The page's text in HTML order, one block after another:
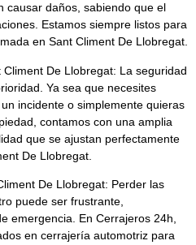
causar daños, sabiendo que el
Estamos siempre listos para
en Sant Climent De Llobregat.
De Llobregat: La seguridad
Ya sea que necesites
incidente o simplemente quieras
contamos con una amplia
que se ajustan perfectamente
De Llobregat.
De Llobregat: Perder las
puede ser frustrante,
emergencia. En Cerrajeros 24h
en cerrajería automotriz para